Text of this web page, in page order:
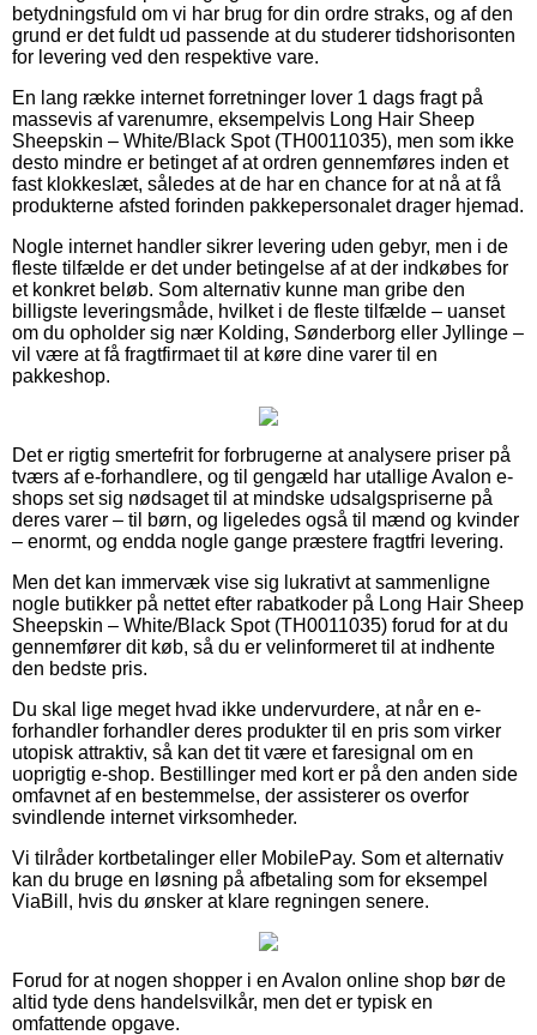
betydningsfuld om vi har brug for din ordre straks, og af den
grund er det fuldt ud passende at du studerer tidshorisonten
for levering ved den respektive vare.
En lang række internet forretninger lover 1 dags fragt på
massevis af varenumre, eksempelvis Long Hair Sheep
Sheepskin – White/Black Spot (TH0011035), men som ikke
desto mindre er betinget af at ordren gennemføres inden et
fast klokkeslæt, således at de har en chance for at nå at få
produkterne afsted forinden pakkepersonalet drager hjemad.
Nogle internet handler sikrer levering uden gebyr, men i de
fleste tilfælde er det under betingelse af at der indkøbes for
et konkret beløb. Som alternativ kunne man gribe den
billigste leveringsmåde, hvilket i de fleste tilfælde – uanset
om du opholder sig nær Kolding, Sønderborg eller Jyllinge –
vil være at få fragtfirmaet til at køre dine varer til en
pakkeshop.
Det er rigtig smertefrit for forbrugerne at analysere priser på
tværs af e-forhandlere, og til gengæld har utallige Avalon e-
shops set sig nødsaget til at mindske udsalgspriserne på
deres varer – til børn, og ligeledes også til mænd og kvinder
– enormt, og endda nogle gange præstere fragtfri levering.
Men det kan immervæk vise sig lukrativt at sammenligne
nogle butikker på nettet efter rabatkoder på Long Hair Sheep
Sheepskin – White/Black Spot (TH0011035) forud for at du
gennemfører dit køb, så du er velinformeret til at indhente
den bedste pris.
Du skal lige meget hvad ikke undervurdere, at når en e-
forhandler forhandler deres produkter til en pris som virker
utopisk attraktiv, så kan det tit være et faresignal om en
uoprigtig e-shop. Bestillinger med kort er på den anden side
omfavnet af en bestemmelse, der assisterer os overfor
svindlende internet virksomheder.
Vi tilråder kortbetalinger eller MobilePay. Som et alternativ
kan du bruge en løsning på afbetaling som for eksempel
ViaBill, hvis du ønsker at klare regningen senere.
Forud for at nogen shopper i en Avalon online shop bør de
altid tyde dens handelsvilkår, men det er typisk en
omfattende opgave.